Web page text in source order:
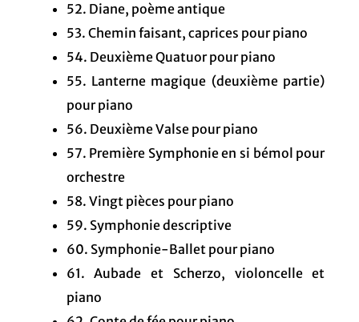
52. Diane, poème antique
53. Chemin faisant, caprices pour piano
54. Deuxième Quatuor pour piano
55. Lanterne magique (deuxième partie)
pour piano
56. Deuxième Valse pour piano
57. Première Symphonie en si bémol pour
orchestre
58. Vingt pièces pour piano
59. Symphonie descriptive
60. Symphonie-Ballet pour piano
61. Aubade et Scherzo, violoncelle et
piano